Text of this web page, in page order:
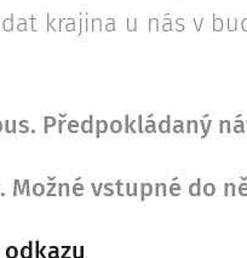
krajina u nás v
Předpokládaný
Možné vstupné do